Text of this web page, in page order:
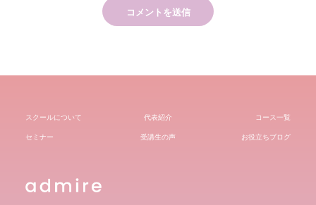
スクールについて 代表紹介
コース一覧
セミナー
受講生の声 お役立ちブログ